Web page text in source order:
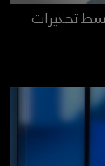
تحذيرات